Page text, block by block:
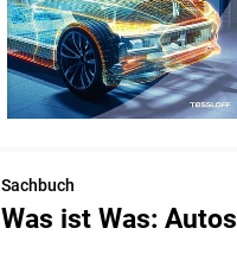
Sachbuch
Was ist Was: Autos